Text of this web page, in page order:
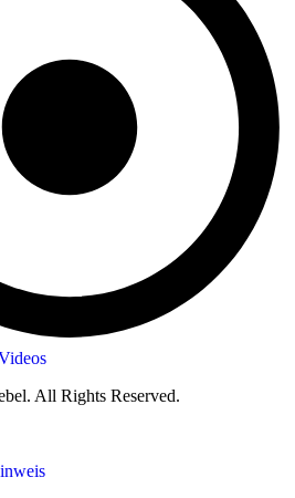
All Rights Reserved.